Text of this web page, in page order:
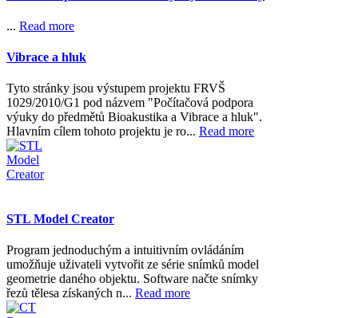
... Read more
Vibrace a hluk
Tyto stránky jsou výstupem projektu FRVŠ
1029/2010/G1 pod názvem "Počítačová podpora
výuky do předmětů Bioakustika a Vibrace a hluk".
Hlavním cílem tohoto projektu je ro... Read more
STL Model Creator
Program jednoduchým a intuitivním ovládáním
umožňuje uživateli vytvořit ze série snímků model
geometrie daného objektu. Software načte snímky
řezů tělesa získaných n... Read more